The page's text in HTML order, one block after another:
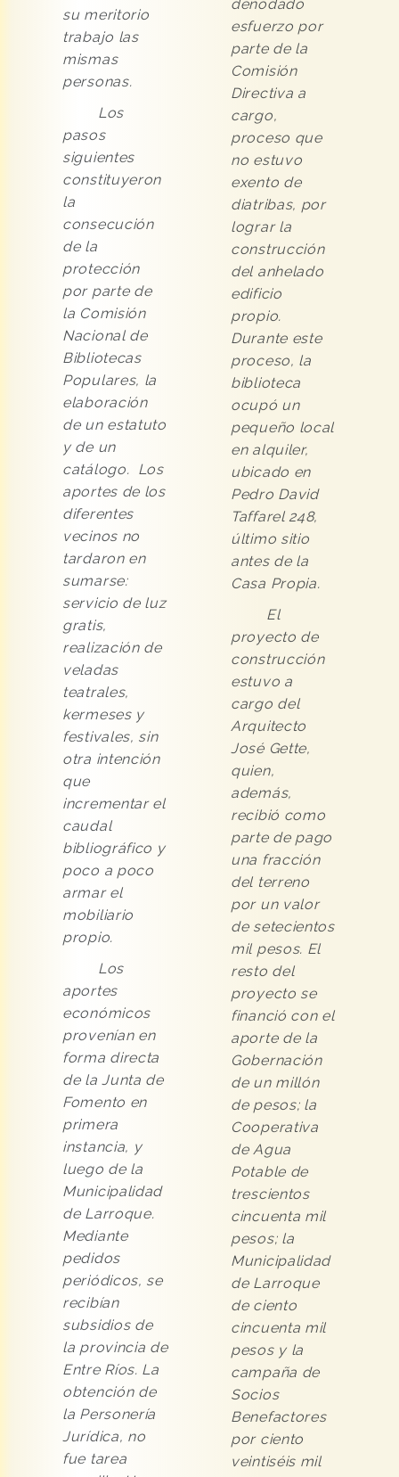
su meritorio
trabajo las
mismas
personas.
Los
pasos
siguientes
constituyeron
la
consecución
de la
protección
por parte de
la Comisión
Nacional de
Bibliotecas
Populares, la
elaboración
de un estatuto
y de un
catálogo. Los
aportes de los
diferentes
vecinos no
tardaron en
sumarse:
servicio de luz
gratis,
realización de
veladas
teatrales,
kermeses y
festivales, sin
otra intención
que
incrementar el
caudal
bibliográfico y
poco a poco
armar el
mobiliario
propio.
Los
aportes
económicos
provenían en
forma directa
de la Junta de
Fomento en
primera
instancia, y
luego de la
Municipalidad
de Larroque.
Mediante
pedidos
periódicos, se
recibían
subsidios de
la provincia de
Entre Ríos. La
obtención de
la Personería
Jurídica, no
fue tarea
denodado
esfuerzo por
parte de la
Comisión
Directiva a
cargo,
proceso que
no estuvo
exento de
diatribas, por
lograr la
construcción
del anhelado
edificio
propio.
Durante este
proceso, la
biblioteca
ocupó un
pequeño local
en alquiler,
ubicado en
Pedro David
Taffarel 248,
último sitio
antes de la
Casa Propia.
El
proyecto de
construcción
estuvo a
cargo del
Arquitecto
José Gette,
quien,
además,
recibió como
parte de pago
una fracción
del terreno
por un valor
de setecientos
mil pesos. El
resto del
proyecto se
financió con el
aporte de la
Gobernación
de un millón
de pesos; la
Cooperativa
de Agua
Potable de
trescientos
cincuenta mil
pesos; la
Municipalidad
de Larroque
de ciento
cincuenta mil
pesos y la
campaña de
Socios
Benefactores
por ciento
veintiséis mil